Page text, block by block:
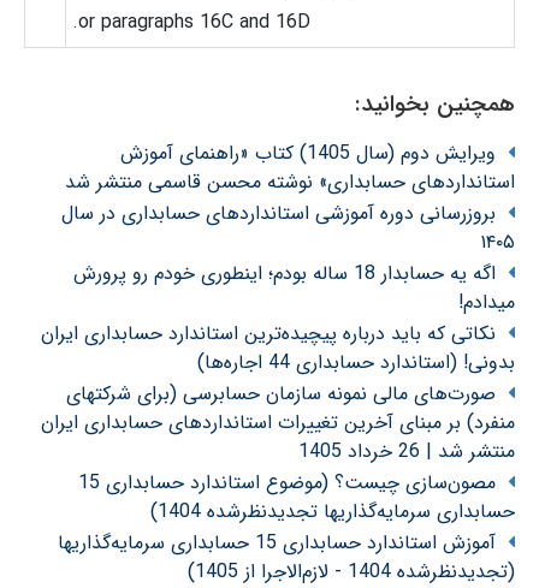
or paragraphs 16C and 16D.
همچنین بخوانید:
ویرایش دوم (سال 1405) کتاب «راهنمای آموزش
استانداردهای حسابداری» نوشته محسن قاسمی منتشر شد
بروزرسانی دوره آموزشی استانداردهای حسابداری در سال
۱۴۰۵
اگه یه حسابدار 18 ساله بودم؛ اینطوری خودم رو پرورش
میدادم!
نکاتی که باید درباره پیچیده‌ترین استاندارد حسابداری ایران
بدونی! (استاندارد حسابداری 44 اجاره‌ها)
صورت‌های مالی نمونه سازمان حسابرسی (برای شرکتهای
منفرد) بر مبنای آخرین تغییرات استانداردهای حسابداری ایران
منتشر شد | 26 خرداد 1405
مصون‌سازی چیست؟ (موضوع استاندارد حسابداری 15
حسابداری سرمایه‌گذاریها تجدیدنظرشده 1404)
آموزش استاندارد حسابداری 15 حسابداری سرمایه‌گذاریها
(تجدیدنظرشده 1404 - لازم‌الاجرا از 1405)